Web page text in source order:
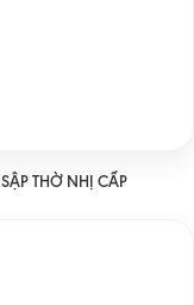
SẬP THỜ NHỊ CẤP